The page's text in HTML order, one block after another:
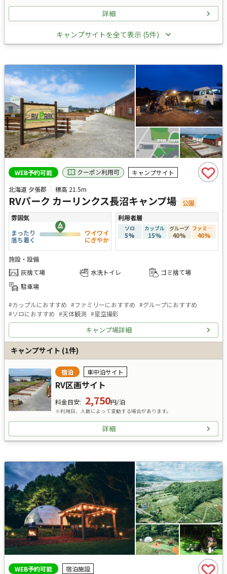
詳細
キャンプサイトを全て表示 (5件)
WEB予約可能 クーポン利用可
キャンプサイト
北海道 夕張郡
標高 21.5m
RVパーク カーリンクス長沼キャンプ場
公園
雰囲気
まったり
落ち着く
ワイワイ
にぎやか
利用者層
ソロ
5%
カップル
15%
グループ
40%
ファミリー
40%
施設・設備
灰捨て場
水洗トイレ
ゴミ捨て場
駐車場
#カップルにおすすめ #ファミリーにおすすめ #グループにおすすめ
#ソロにおすすめ #天体観測 #星空撮影
キャンプ場詳細
キャンプサイト (1件)
宿泊 車中泊サイト
RV区画サイト
料金目安: 2,750円/泊
※利用日、人数によって変動する場合があります。
詳細
WEB予約可能 宿泊施設